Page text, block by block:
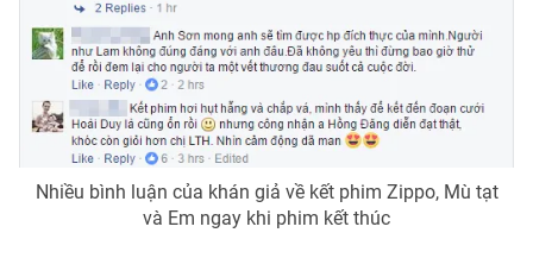
Email: toasoan@vtv.vn
Liên hệ quảng cáo: 024-7300.7108
Nhiều bình luận của khán giả về kết phim Zippo, Mù tạt
và Em ngay khi phim kết thúc